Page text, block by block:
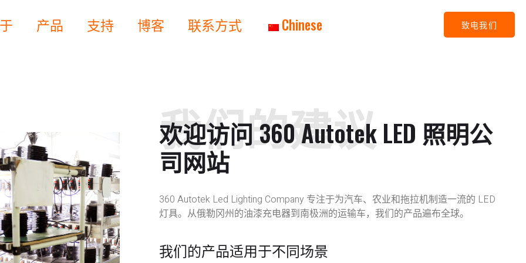
产品 支持 博客 联系方式 Chinese 致电我们
欢迎访问 360 Autotek LED 照明公
司网站
360 Autotek Led Lighting Company 专注于为汽车、农业和拖拉机制造一流的 LED
灯具。从俄勒冈州的油漆充电器到南极洲的运输车，我们的产品遍布全球。
我们的建议
我们的产品适用于不同场景